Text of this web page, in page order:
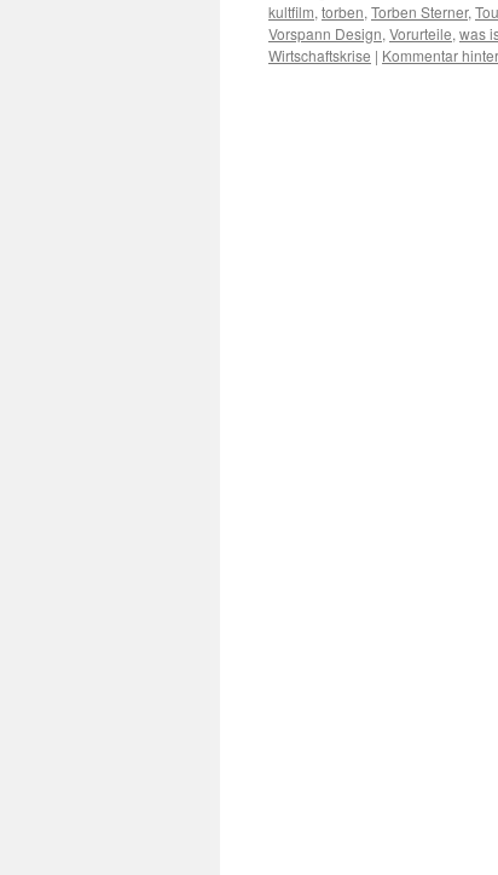
kultfilm, torben, Torben Sterner,
Vorspann Design, Vorurteile, was
Wirtschaftskrise | Kommentar